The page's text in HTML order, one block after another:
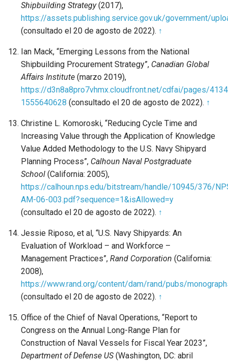
Shipbuilding Strategy(2017),
https://assets.publishing.service.gov.uk/government/
(consultado el 20 de agosto de 2022). ↑
Ian Mack, “Emerging Lessons from the National
Shipbuilding Procurement Strategy”, Canadian Global
Affairs Institute (marzo 2019),
https://d3n8a8pro7vhmx.cloudfront.net/cdfai/pages/
1555640628 (consultado el 20 de agosto de 2022). ↑
Christine L. Komoroski, “Reducing Cycle Time and
Increasing Value through the Application of Knowledge
Value Added Methodology to the U.S. Navy Shipyard
Planning Process”, Calhoun Naval Postgraduate
School (California: 2005),
https://calhoun.nps.edu/bitstream/handle/10945/376/
AM-06-003.pdf?sequence=1&isAllowed=y
(consultado el 20 de agosto de 2022). ↑
Jessie Riposo, et al, “U.S. Navy Shipyards: An
Evaluation of Workload – and Workforce –
Management Practices”, Rand Corporation (California:
2008),
https://www.rand.org/content/dam/rand/pubs/
(consultado el 20 de agosto de 2022). ↑
Office of the Chief of Naval Operations, “Report to
Congress on the Annual Long-Range Plan for
Construction of Naval Vessels for Fiscal Year 2023”,
Department of Defense US(Washington, DC: abril